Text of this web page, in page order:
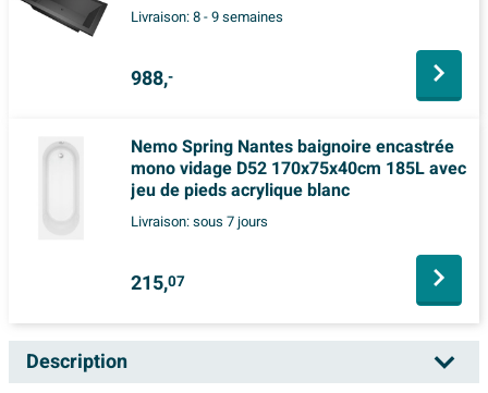
Livraison:8 - 9 semaines
988,-
Nemo Spring Nantes baignoire encastrée
mono vidage D52 170x75x40cm 185L avec
jeu de pieds acrylique blanc
Livraison:sous 7 jours
215,07
Description